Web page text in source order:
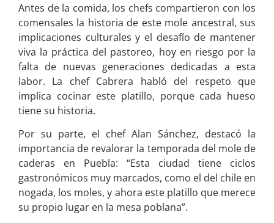
Antes de la comida, los chefs compartieron con los
comensales la historia de este mole ancestral, sus
implicaciones culturales y el desafío de mantener
viva la práctica del pastoreo, hoy en riesgo por la
falta de nuevas generaciones dedicadas a esta
labor. La chef Cabrera habló del respeto que
implica cocinar este platillo, porque cada hueso
tiene su historia.
Por su parte, el chef Alan Sánchez, destacó la
importancia de revalorar la temporada del mole de
caderas en Puebla: “Esta ciudad tiene ciclos
gastronómicos muy marcados, como el del chile en
nogada, los moles, y ahora este platillo que merece
su propio lugar en la mesa poblana”.